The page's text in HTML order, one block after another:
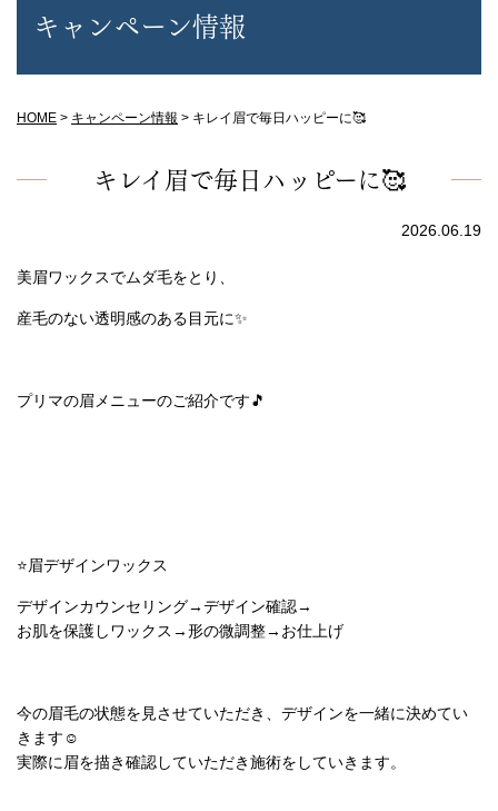
キャンペーン情報
HOME > キャンペーン情報 > キレイ眉で毎日ハッピーに🥰
キレイ眉で毎日ハッピーに🥰
2026.06.19
美眉ワックスでムダ毛をとり、
産毛のない透明感のある目元に✨
プリマの眉メニューのご紹介です🎵
⭐眉デザインワックス
デザインカウンセリング→デザイン確認→
お肌を保護しワックス→形の微調整→お仕上げ
今の眉毛の状態を見させていただき、デザインを一緒に決めてい
きます☺
実際に眉を描き確認していただき施術をしていきます。